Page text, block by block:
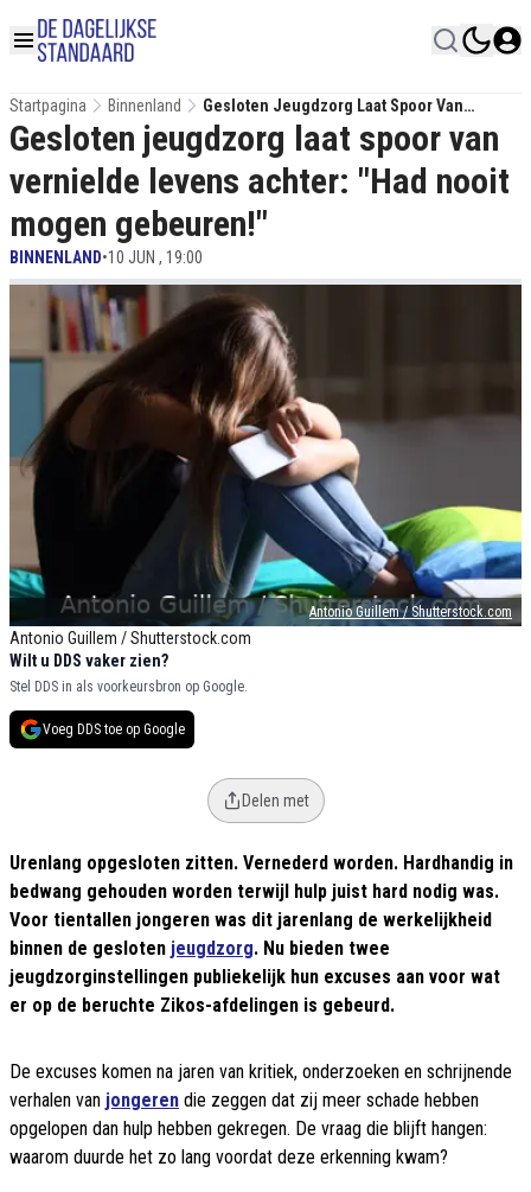
Startpagina Binnenland
Gesloten Jeugdzorg Laat Spoor Van
Vernielde Levens Achter: "Had Nooit
Mogen Gebeuren!"
Antonio Guillem / Shutterstock.com
Antonio Guillem / Shutterstock.com
Gesloten jeugdzorg laat spoor van
vernielde levens achter: "Had nooit
mogen gebeuren!"
BINNENLAND•10 JUN , 19:00
Wilt u DDS vaker zien?
Stel DDS in als voorkeursbron op Google.
Voeg DDS toe op Google
Delen met
Urenlang opgesloten zitten. Vernederd worden. Hardhandig in
bedwang gehouden worden terwijl hulp juist hard nodig was.
Voor tientallen jongeren was dit jarenlang de werkelijkheid
binnen de gesloten jeugdzorg. Nu bieden twee
jeugdzorginstellingen publiekelijk hun excuses aan voor wat
er op de beruchte Zikos-afdelingen is gebeurd.
De excuses komen na jaren van kritiek, onderzoeken en schrijnende
verhalen van jongeren die zeggen dat zij meer schade hebben
opgelopen dan hulp hebben gekregen. De vraag die blijft hangen:
waarom duurde het zo lang voordat deze erkenning kwam?